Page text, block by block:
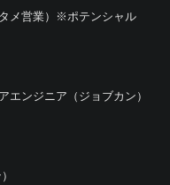
メ営業）※ポテンシャル
エンジニア（ジョブカン）